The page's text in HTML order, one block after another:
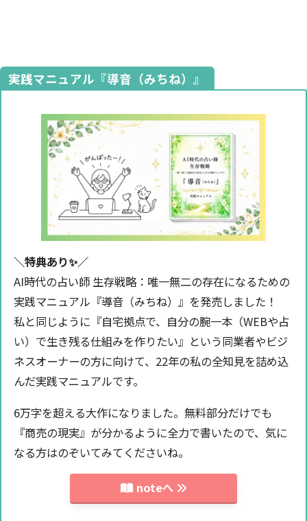
実践マニュアル『導音（みちね）』
＼特典あり✨️／
AI時代の占い師 生存戦略：唯一無二の存在になるための
実践マニュアル『導音（みちね）』を発売しました！
私と同じように『自宅拠点で、自分の腕一本（WEBや占
い）で生き残る仕組みを作りたい』という同業者やビジ
ネスオーナーの方に向けて、22年の私の全知見を詰め込
んだ実践マニュアルです。
6万字を超える大作になりました。無料部分だけでも
『商売の現実』が分かるように全力で書いたので、気に
なる方はのぞいてみてくださいね。
noteへ